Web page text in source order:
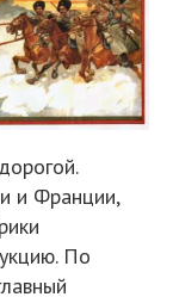
и Франции,
По